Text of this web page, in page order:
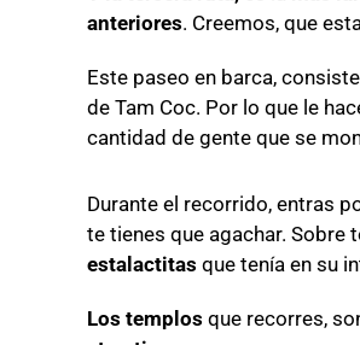
anteriores. Creemos, que
Este paseo en barca,
de Tam Coc. Por lo que le
cantidad de gente que se
Durante el recorrido, entras
te tienes que agachar. Sobre
estalactitas que tenía en su
Los templos que recorres,